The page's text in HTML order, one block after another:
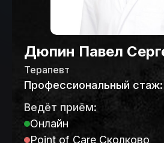
Дюпин Павел
Терапевт
Профессиональный
Ведёт приём:
Онлайн
Point of Care Сколково